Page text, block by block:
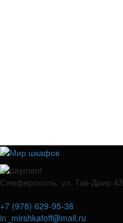
Симферополь, ул. Тав-Даир 43
+7 (978) 629-95-38
in_mirshkafoff@mail.ru